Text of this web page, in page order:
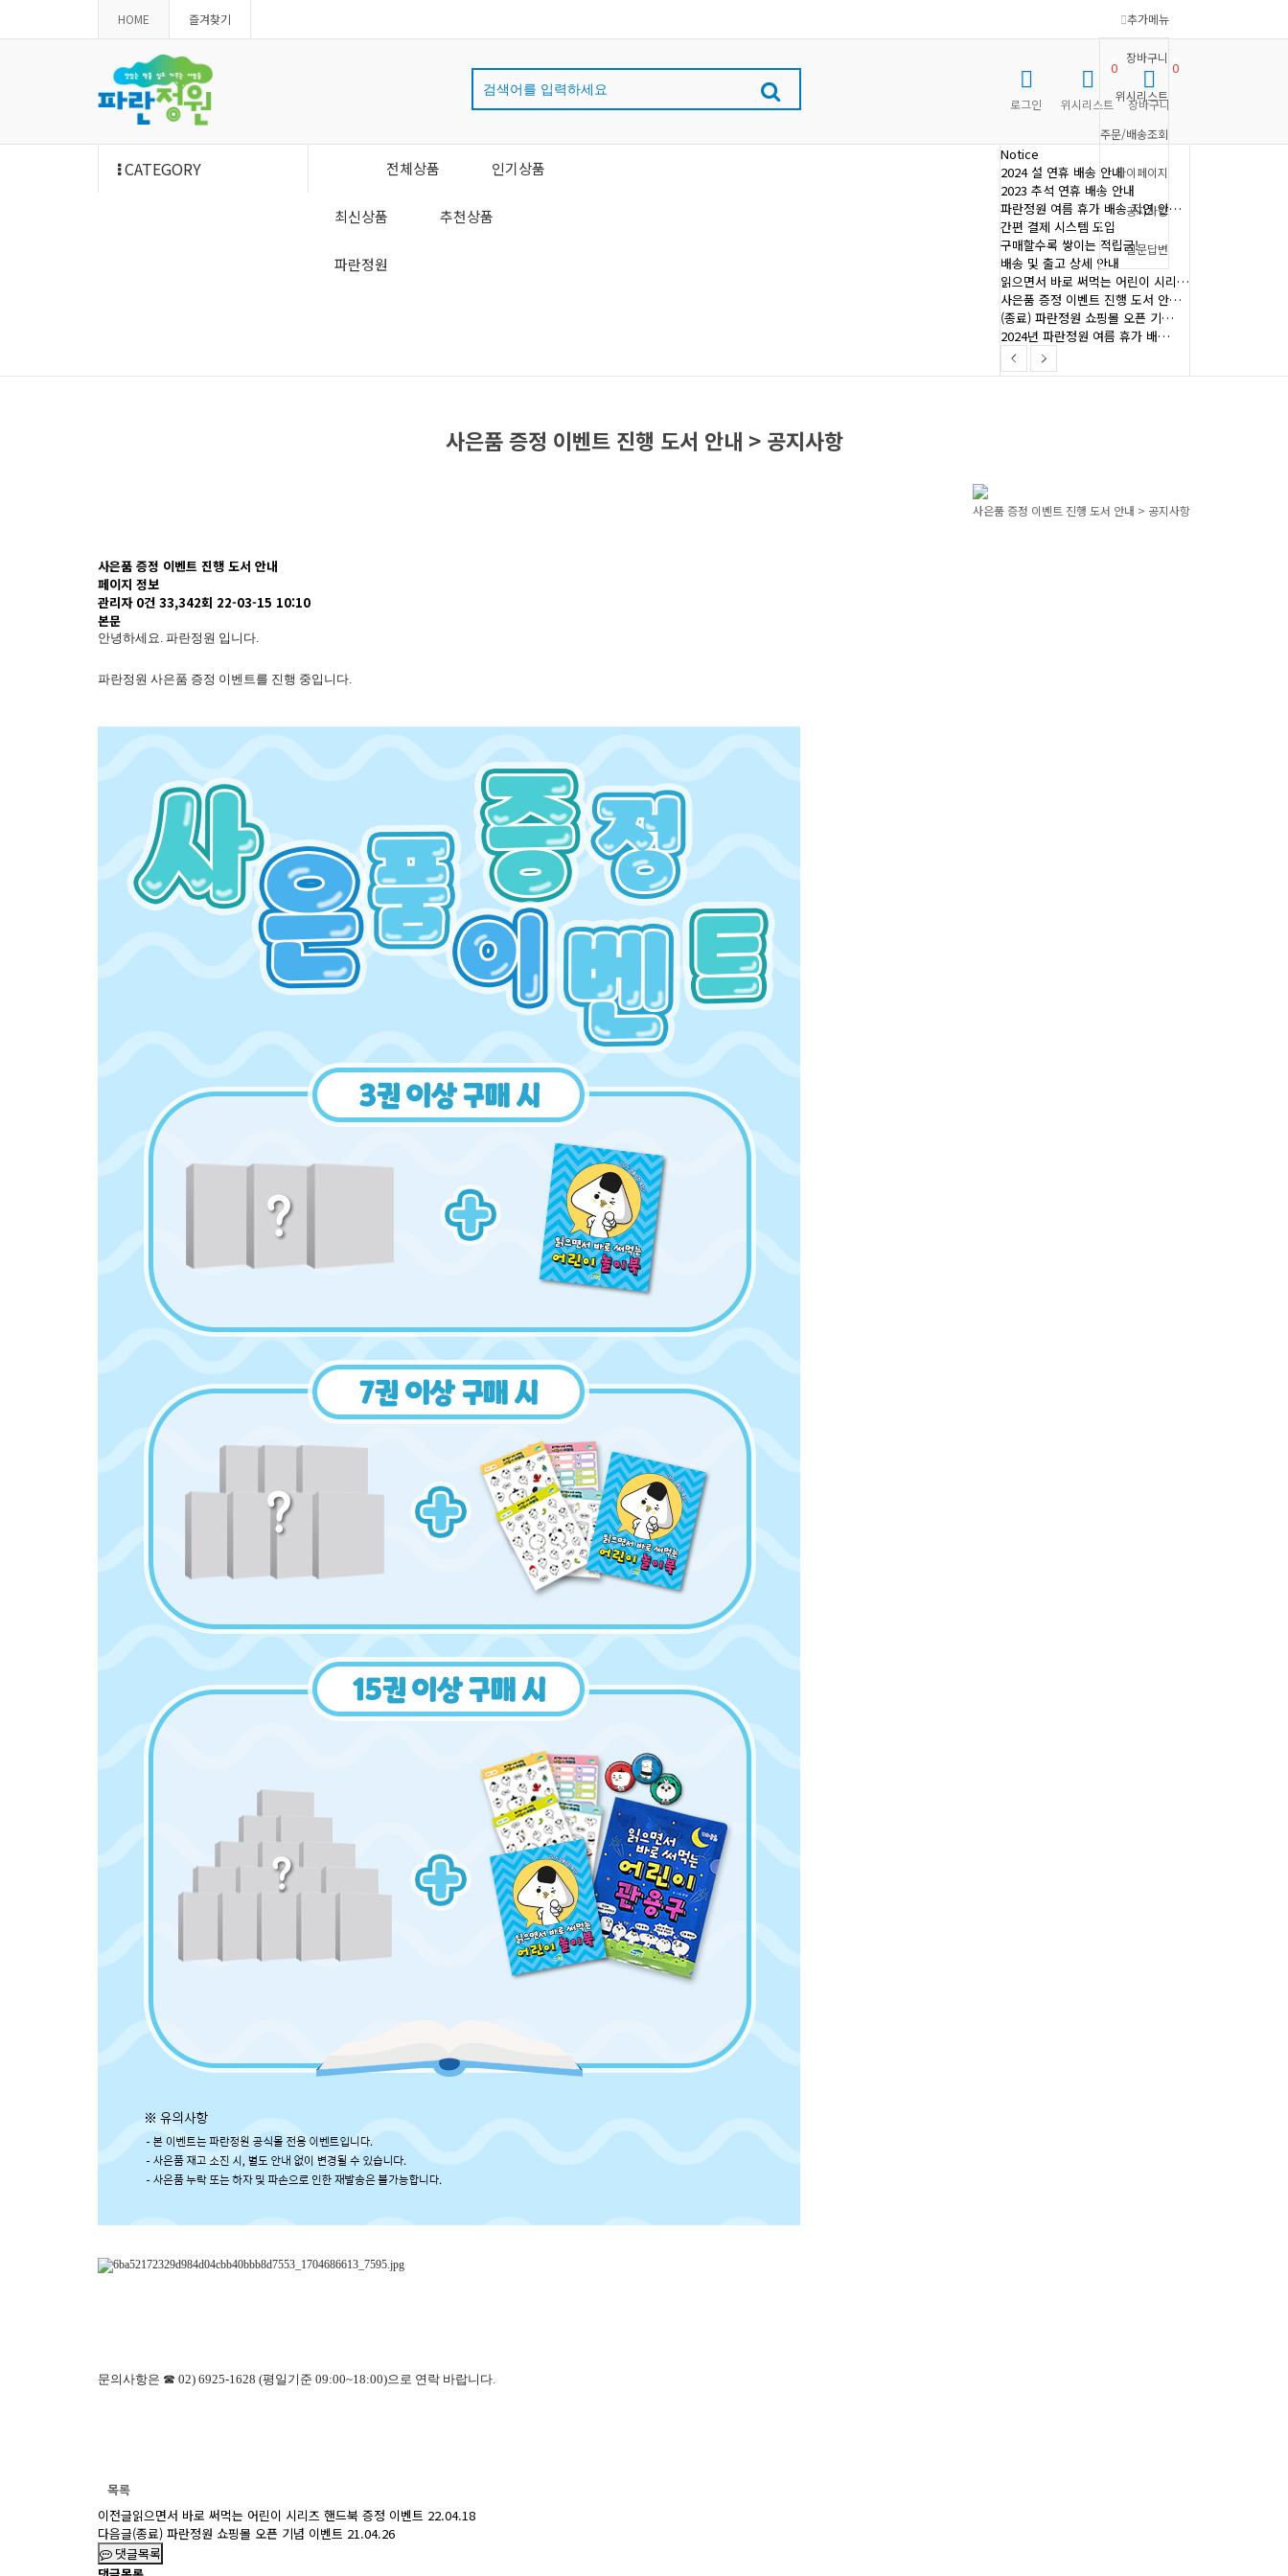
HOME 즐겨찾기 추가메뉴
장바구니
위시리스트
주문/배송조회
마이페이지
공지사항
질문답변
로그인 위시리스트
0
장바구니
0
CATEGORY 전체상품 인기상품
최신상품 추천상품
파란정원
Notice
2024 설 연휴 배송 안내
2023 추석 연휴 배송 안내
파란정원 여름 휴가 배송 지연 안…
간편 결제 시스템 도입
구매할수록 쌓이는 적립금!
배송 및 출고 상세 안내
읽으면서 바로 써먹는 어린이 시리…
사은품 증정 이벤트 진행 도서 안…
(종료) 파란정원 쇼핑몰 오픈 기…
2024년 파란정원 여름 휴가 배…
사은품 증정 이벤트 진행 도서 안내 > 공지사항
사은품 증정 이벤트 진행 도서 안내 > 공지사항
사은품 증정 이벤트 진행 도서 안내
페이지 정보
관리자 0건 33,342회 22-03-15 10:10
본문
안녕하세요. 파란정원 입니다.
파란정원 사은품 증정 이벤트를 진행 중입니다.
문의사항은 ☎ 02) 6925-1628 (평일기준 09:00~18:00)으로 연락 바랍니다.
목록
이전글읽으면서 바로 써먹는 어린이 시리즈 핸드북 증정 이벤트 22.04.18
다음글(종료) 파란정원 쇼핑몰 오픈 기념 이벤트 21.04.26
댓글목록